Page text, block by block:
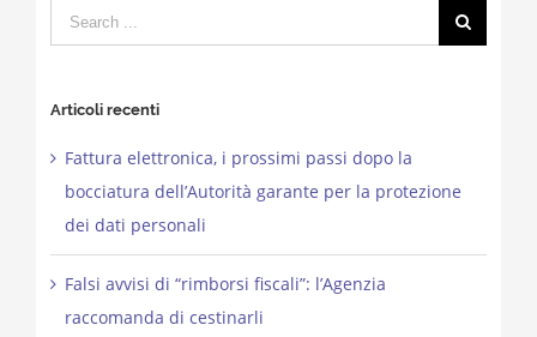
Search
for:
Articoli recenti
Fattura elettronica, i prossimi passi dopo la
bocciatura dell’Autorità garante per la protezione
dei dati personali
Falsi avvisi di “rimborsi fiscali”: l’Agenzia
raccomanda di cestinarli